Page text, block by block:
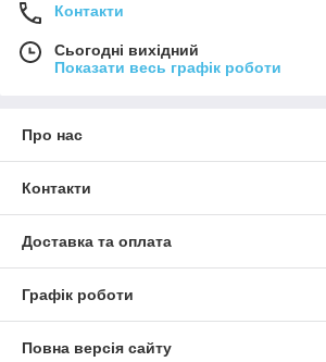
Контакти
Сьогодні вихідний
Показати весь графік роботи
Про нас
Контакти
Доставка та оплата
Графік роботи
Повна версія сайту